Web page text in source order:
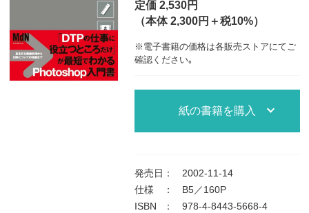
定価 2,530円
（本体 2,300円＋税10%）
※電子書籍の価格は各販売ストアにてご
確認ください｡
紙の書籍を購入
発売日 ：
2002-11-14
仕様
：
B5／160P
ISBN
： 978-4-8443-5668-4